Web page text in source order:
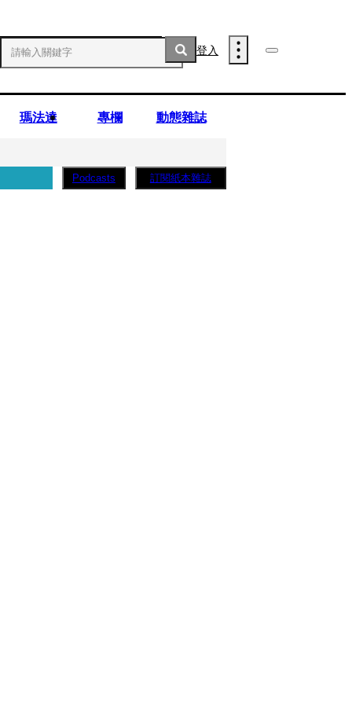
登入
瑪法達 專欄 動態雜誌
Podcasts 訂閱紙本雜誌